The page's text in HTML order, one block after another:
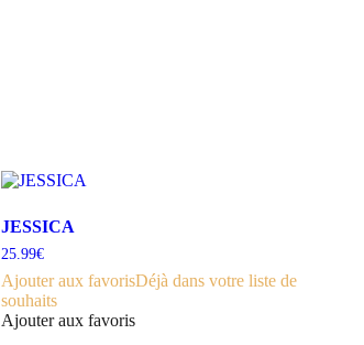
JESSICA
25.99€
Ajouter aux favorisDéjà dans votre liste de
souhaits
Ajouter aux favoris